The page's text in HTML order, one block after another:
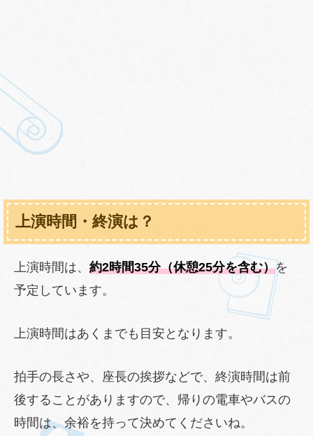
上演時間・終演は？
上演時間は、 約2時間35分（休憩25分を含む）を
予定しています。
上演時間はあくまでも目安となります。
拍手の長さや、座長の挨拶などで、終演時間は前
後することがありますので、帰りの電車やバスの
時間は、余裕を持って決めてくださいね。